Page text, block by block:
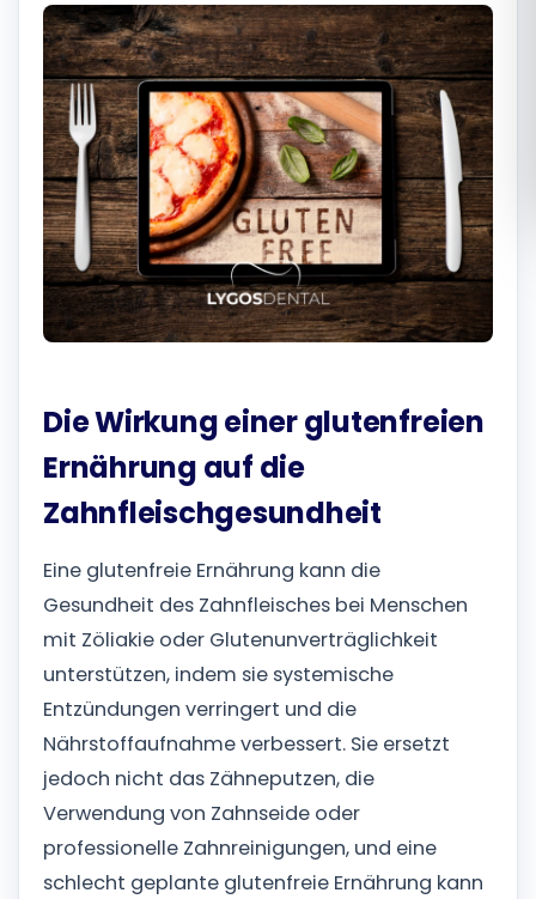
Română
Русский
Die Wirkung einer glutenfreien
Ernährung auf die
Zahnfleischgesundheit
Eine glutenfreie Ernährung kann die
Gesundheit des Zahnfleisches bei Menschen
mit Zöliakie oder Glutenunverträglichkeit
unterstützen, indem sie systemische
Entzündungen verringert und die
Nährstoffaufnahme verbessert. Sie ersetzt
jedoch nicht das Zähneputzen, die
Verwendung von Zahnseide oder
professionelle Zahnreinigungen, und eine
schlecht geplante glutenfreie Ernährung kann